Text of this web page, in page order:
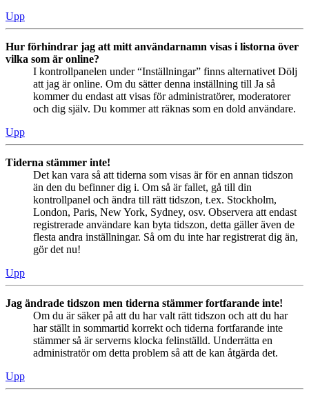
Upp
Hur förhindrar jag att mitt användarnamn visas i listorna över
vilka som är online?
I kontrollpanelen under “Inställningar” finns alternativet Dölj
att jag är online. Om du sätter denna inställning till Ja så
kommer du endast att visas för administratörer, moderatorer
och dig själv. Du kommer att räknas som en dold användare.
Upp
Tiderna stämmer inte!
Det kan vara så att tiderna som visas är för en annan tidszon
än den du befinner dig i. Om så är fallet, gå till din
kontrollpanel och ändra till rätt tidszon, t.ex. Stockholm,
London, Paris, New York, Sydney, osv. Observera att endast
registrerade användare kan byta tidszon, detta gäller även de
flesta andra inställningar. Så om du inte har registrerat dig än,
gör det nu!
Upp
Jag ändrade tidszon men tiderna stämmer fortfarande inte!
Om du är säker på att du har valt rätt tidszon och att du har
har ställt in sommartid korrekt och tiderna fortfarande inte
stämmer så är serverns klocka felinställd. Underrätta en
administratör om detta problem så att de kan åtgärda det.
Upp